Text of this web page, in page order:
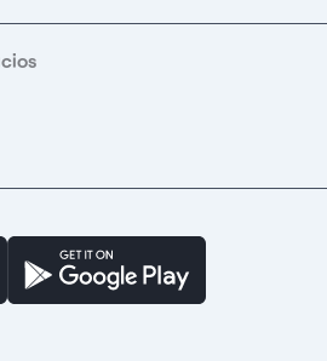
totalmente gratuito con el